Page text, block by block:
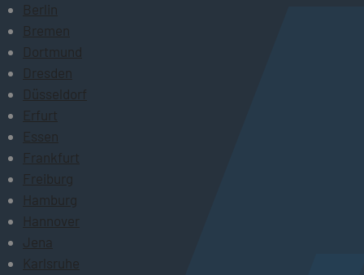
Berlin
Bremen
Dortmund
Dresden
Düsseldorf
Erfurt
Essen
Frankfurt
Freiburg
Hamburg
Hannover
Jena
Karlsruhe